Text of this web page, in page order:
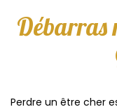
Débarras
Perdre un être cher